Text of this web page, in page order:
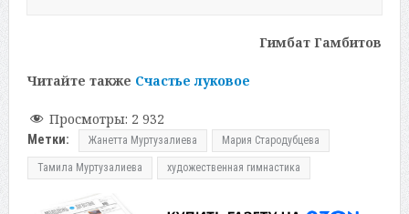
Гимбат Гамбитов
Читайте также Счастье луковое
Просмотры: 2 932
Метки: Жанетта Муртузалиева Мария Стародубцева
Тамила Муртузалиева художественная гимнастика